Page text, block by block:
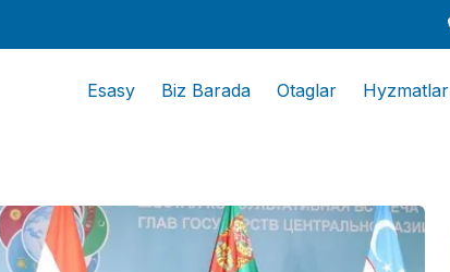
Esasy Biz Barada Otaglar Hyzmatlar